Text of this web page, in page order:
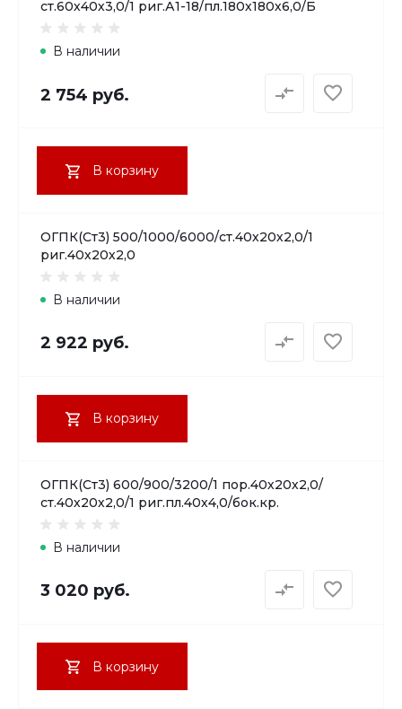
ст.60х40х3,0/1 риг.А1-18/пл.180х180х6,0/Б
В наличии
2 754 руб.
В корзину
ОГПК(Ст3) 500/1000/6000/ст.40х20х2,0/1
риг.40х20х2,0
В наличии
2 922 руб.
В корзину
ОГПК(Ст3) 600/900/3200/1 пор.40х20х2,0/
ст.40х20х2,0/1 риг.пл.40х4,0/бок.кр.
В наличии
3 020 руб.
В корзину